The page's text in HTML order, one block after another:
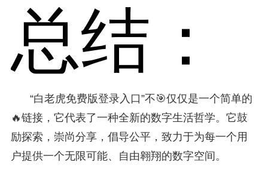
总结：
“白老虎免费版登录入口”不🎯仅仅是一个简单的
🔥链接，它代表了一种全新的数字生活哲学。它鼓
励探索，崇尚分享，倡导公平，致力于为每一个用
户提供一个无限可能、自由翱翔的数字空间。